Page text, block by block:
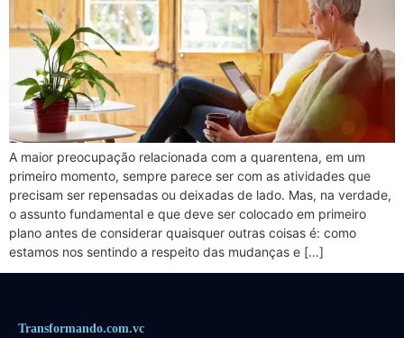
A maior preocupação relacionada com a quarentena, em um
primeiro momento, sempre parece ser com as atividades que
precisam ser repensadas ou deixadas de lado. Mas, na verdade,
o assunto fundamental e que deve ser colocado em primeiro
plano antes de considerar quaisquer outras coisas é: como
estamos nos sentindo a respeito das mudanças e […]
Transformando.com.vc